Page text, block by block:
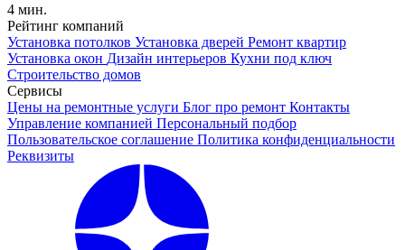
4 мин.
Рейтинг компаний
Установка потолков Установка дверей Ремонт квартир
Установка окон Дизайн интерьеров Кухни под ключ
Строительство домов
Сервисы
Цены на ремонтные услуги Блог про ремонт Контакты
Управление компанией Персональный подбор
Пользовательское соглашение Политика конфиденциальности
Реквизиты